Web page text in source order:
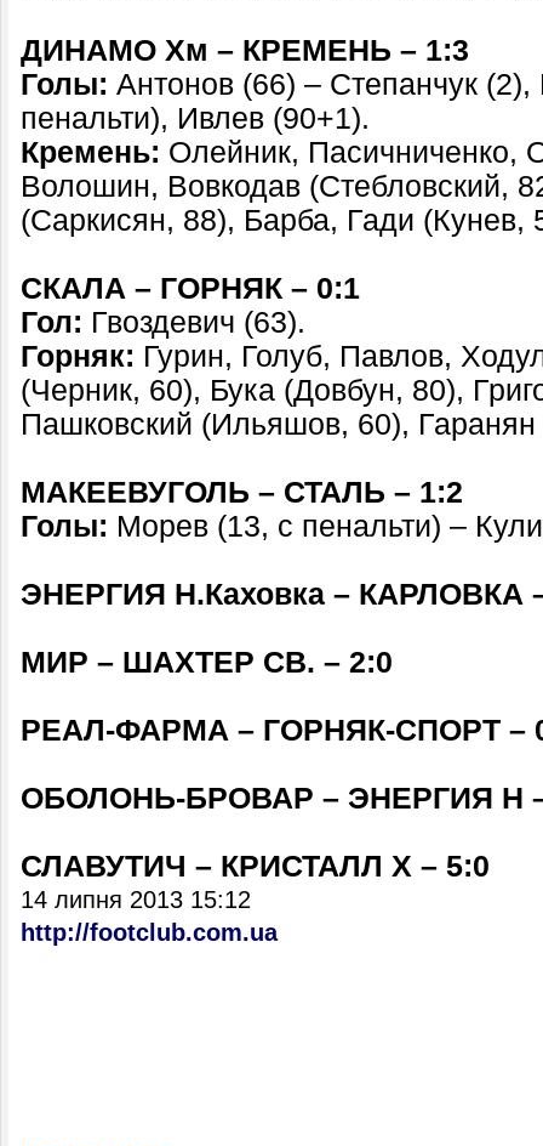
ДИНАМО Хм – КРЕМЕНЬ – 1:3
Голы: Антонов (66) – Степанчук
пенальти), Ивлев (90+1).
Кремень: Олейник, Пасичниченко,
Волошин, Вовкодав (Стебловский,
(Саркисян, 88), Барба, Гади
СКАЛА – ГОРНЯК – 0:1
Гол: Гвоздевич (63).
Горняк: Гурин, Голуб, Павлов,
(Черник, 60), Бука (Довбун, 80),
Пашковский (Ильяшов, 60),
МАКЕЕВУГОЛЬ – СТАЛЬ – 1:2
Голы: Морев (13, с пенальти) –
ЭНЕРГИЯ Н.Каховка – КАРЛОВКА
МИР – ШАХТЕР СВ. – 2:0
РЕАЛ-ФАРМА – ГОРНЯК-СПОРТ –
ОБОЛОНЬ-БРОВАР – ЭНЕРГИЯ Н
СЛАВУТИЧ – КРИСТАЛЛ Х – 5:0
14 липня 2013 15:12
http://footclub.com.ua